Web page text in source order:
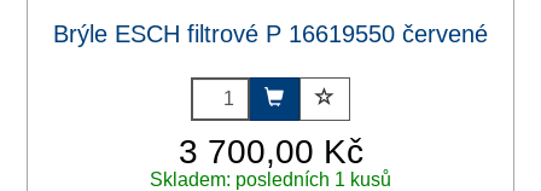
Brýle ESCH filtrové P 16619550 červené
3 700,00 Kč
Skladem: posledních 1 kusů